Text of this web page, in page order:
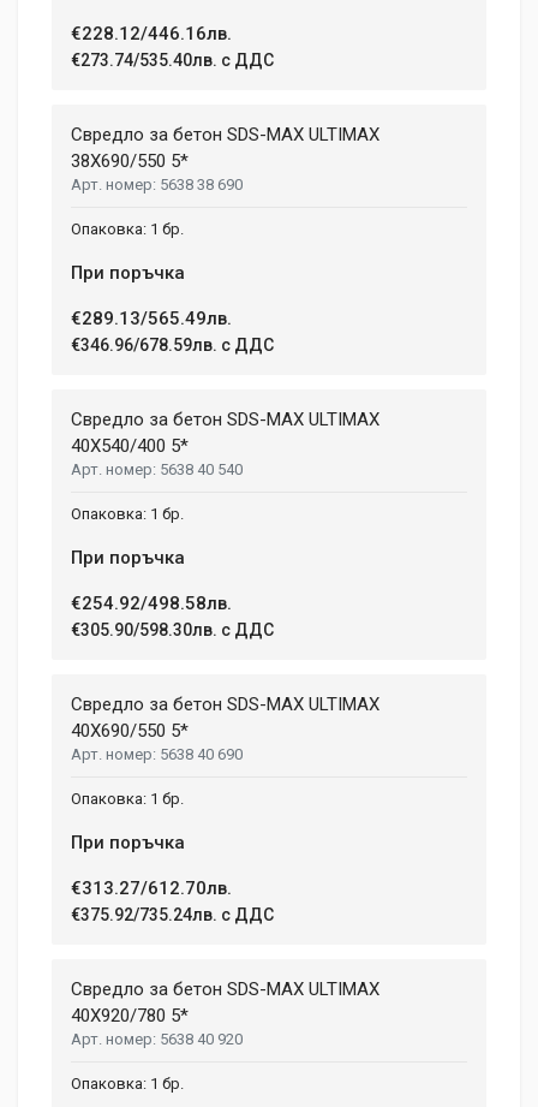
€228.12/446.16лв.
€273.74/535.40лв. с ДДС
Свредло за бетон SDS-MAX ULTIMAX
38X690/550 5*
5638 38 690
1 бр.
При поръчка
€289.13/565.49лв.
€346.96/678.59лв. с ДДС
Свредло за бетон SDS-MAX ULTIMAX
40X540/400 5*
5638 40 540
1 бр.
При поръчка
€254.92/498.58лв.
€305.90/598.30лв. с ДДС
Свредло за бетон SDS-MAX ULTIMAX
40X690/550 5*
5638 40 690
1 бр.
При поръчка
€313.27/612.70лв.
€375.92/735.24лв. с ДДС
Свредло за бетон SDS-MAX ULTIMAX
40X920/780 5*
5638 40 920
1 бр.